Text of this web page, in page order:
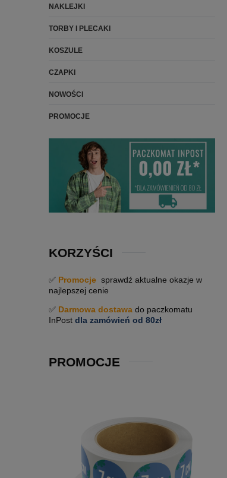
NAKLEJKI
TORBY I PLECAKI
KOSZULE
CZAPKI
NOWOŚCI
PROMOCJE
KORZYŚCI
✅ Promocje sprawdź aktualne okazje w
najlepszej cenie
✅ Darmowa dostawa do paczkomatu
InPost dla zamówień od 80zł
PROMOCJE